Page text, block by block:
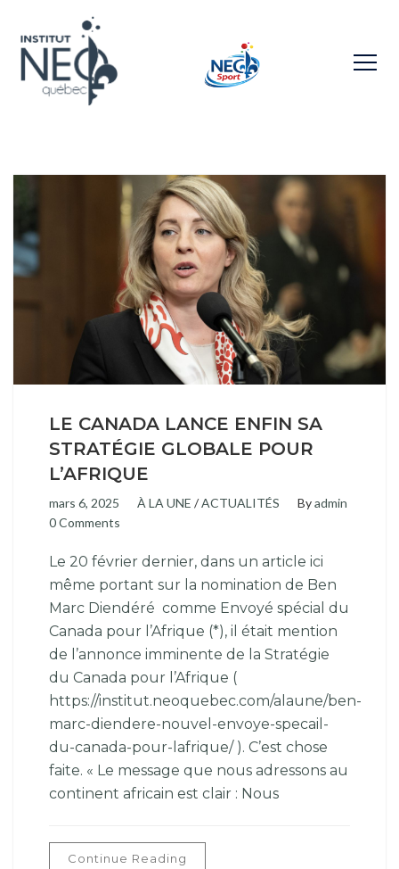
LE CANADA LANCE ENFIN SA
STRATÉGIE GLOBALE POUR
L’AFRIQUE
mars 6, 2025 À LA UNE /ACTUALITÉS Byadmin
0 Comments
Le 20 février dernier, dans un article ici
même portant sur la nomination de Ben
Marc Diendéré comme Envoyé spécial du
Canada pour l’Afrique (*), il était mention
de l’annonce imminente de la Stratégie
du Canada pour l’Afrique (
https://institut.neoquebec.com/alaune/ben-
marc-diendere-nouvel-envoye-specail-
du-canada-pour-lafrique/ ). C’est chose
faite. « Le message que nous adressons au
continent africain est clair : Nous
Continue Reading